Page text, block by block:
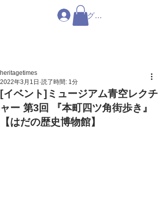
ログイン
[イベント]ミュージアム青空レクチ
ャー 第3回 『本町四ツ角街歩き』
【はだの歴史博物館】
heritagetimes
2022年3月1日 読了時間: 1分